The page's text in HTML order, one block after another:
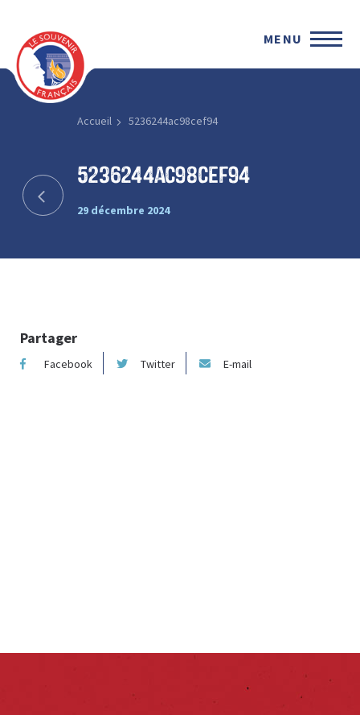
MENU
Accueil 5236244ac98cef94
5236244ac98cef94
29 décembre 2024
Partager
Facebook Twitter E-mail